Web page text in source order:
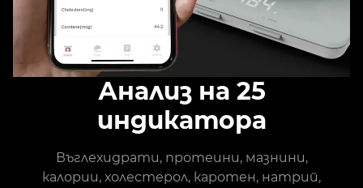
Анализ на 25
индикатора
Въглехидрати, протеини, мазнини,
калории, холестерол, каротен, натрий,